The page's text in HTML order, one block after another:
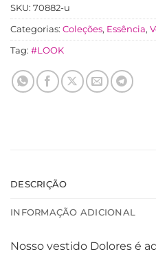
SKU: 70882-u
Categorias: Coleções, Essência,
Tag: #LOOK
DESCRIÇÃO
INFORMAÇÃO ADICIONAL
Nosso vestido Dolores é